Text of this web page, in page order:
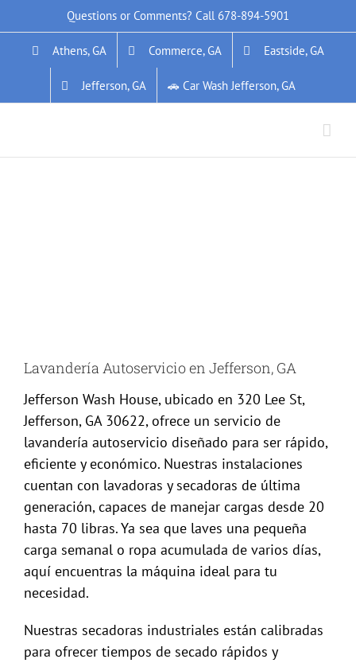
to
content
Questions or Comments? Call 678-894-5901
Athens, GA Commerce, GA Eastside, GA
Jefferson, GA 🚗 Car Wash Jefferson, GA
Lavandería Autoservicio en Jefferson, GA
Jefferson Wash House, ubicado en 320 Lee St,
Jefferson, GA 30622, ofrece un servicio de
lavandería autoservicio diseñado para ser rápido,
eficiente y económico. Nuestras instalaciones
cuentan con lavadoras y secadoras de última
generación, capaces de manejar cargas desde 20
hasta 70 libras. Ya sea que laves una pequeña
carga semanal o ropa acumulada de varios días,
aquí encuentras la máquina ideal para tu
necesidad.
Nuestras secadoras industriales están calibradas
para ofrecer tiempos de secado rápidos y